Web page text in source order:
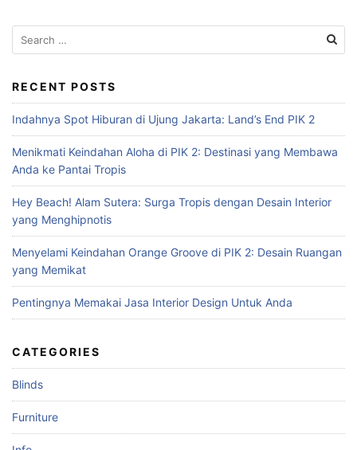
e
r
c
h
f
o
r
RECENT POSTS
Indahnya Spot Hiburan di Ujung Jakarta: Land’s End PIK 2
Menikmati Keindahan Aloha di PIK 2: Destinasi yang Membawa
Anda ke Pantai Tropis
Hey Beach! Alam Sutera: Surga Tropis dengan Desain Interior
yang Menghipnotis
Menyelami Keindahan Orange Groove di PIK 2: Desain Ruangan
yang Memikat
Pentingnya Memakai Jasa Interior Design Untuk Anda
CATEGORIES
Blinds
Furniture